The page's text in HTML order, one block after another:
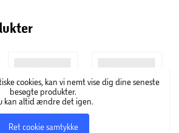
cookies, kan vi nemt vise dig dine seneste
besøgte produkter.
kan altid ændre det igen.
Ret cookie samtykke